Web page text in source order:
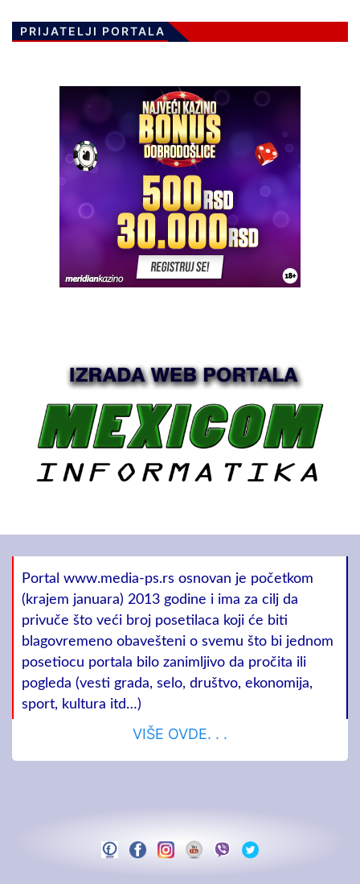
PRIJATELJI PORTALA
Portal www.media-ps.rs osnovan je početkom
(krajem januara) 2013 godine i ima za cilj da
privuče što veći broj posetilaca koji će biti
blagovremeno obavešteni o svemu što bi jednom
posetiocu portala bilo zanimljivo da pročita ili
pogleda (vesti grada, selo, društvo, ekonomija,
sport, kultura itd…)
VIŠE OVDE. . .